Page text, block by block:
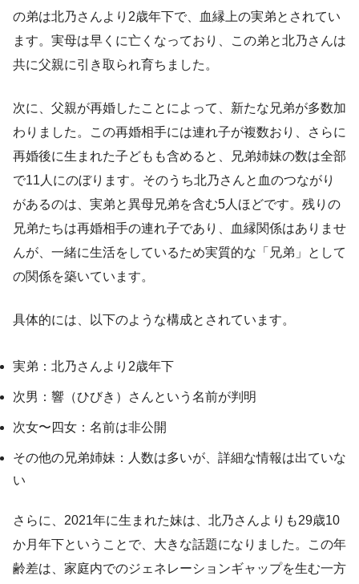
の弟は北乃さんより2歳年下で、血縁上の実弟とされてい
ます。実母は早くに亡くなっており、この弟と北乃さんは
共に父親に引き取られ育ちました。
次に、父親が再婚したことによって、新たな兄弟が多数加
わりました。この再婚相手には連れ子が複数おり、さらに
再婚後に生まれた子どもも含めると、兄弟姉妹の数は全部
で11人にのぼります。そのうち北乃さんと血のつながり
があるのは、実弟と異母兄弟を含む5人ほどです。残りの
兄弟たちは再婚相手の連れ子であり、血縁関係はありませ
んが、一緒に生活をしているため実質的な「兄弟」として
の関係を築いています。
具体的には、以下のような構成とされています。
実弟：北乃さんより2歳年下
次男：響（ひびき）さんという名前が判明
次女〜四女：名前は非公開
その他の兄弟姉妹：人数は多いが、詳細な情報は出ていな
い
さらに、2021年に生まれた妹は、北乃さんよりも29歳10
か月年下ということで、大きな話題になりました。この年
齢差は、家庭内でのジェネレーションギャップを生む一方